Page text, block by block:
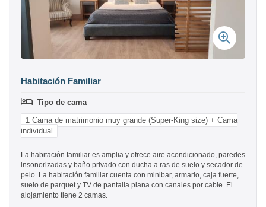
Habitación Familiar
Tipo de cama
1 Cama de matrimonio muy grande (Super-King size) + Cama
individual
La habitación familiar es amplia y ofrece aire acondicionado, paredes
insonorizadas y baño privado con ducha a ras de suelo y secador de
pelo. La habitación familiar cuenta con minibar, armario, caja fuerte,
suelo de parquet y TV de pantalla plana con canales por cable. El
alojamiento tiene 2 camas.